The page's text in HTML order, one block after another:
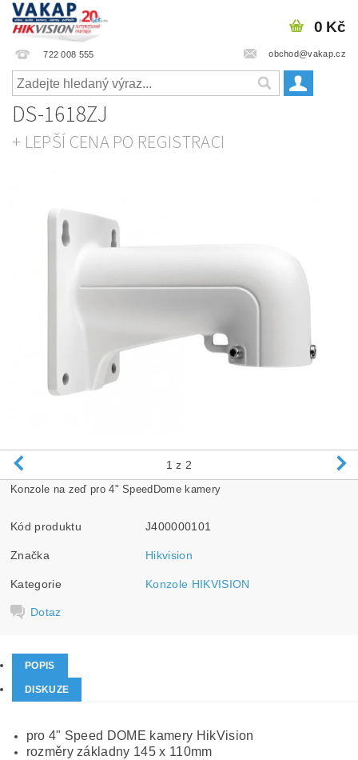
722 008 555 obchod@vakap.cz
0 Kč
DS-1618ZJ
+ LEPŠÍ CENA PO REGISTRACI
1 z 2
Konzole na zeď pro 4" SpeedDome kamery
Kód produktu J400000101
Značka Hikvision
Kategorie Konzole HIKVISION
Dotaz
POPIS
DISKUZE
pro 4" Speed DOME kamery HikVision
rozměry základny 145 x 110mm